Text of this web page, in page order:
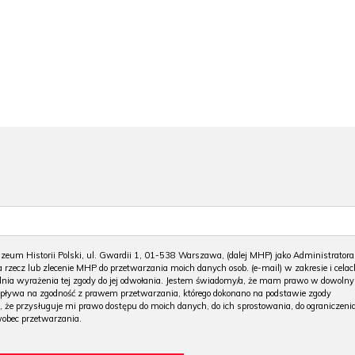
Historii Polski, ul. Gwardii 1, 01-538 Warszawa, (dalej MHP) jako Administratora
lub zlecenie MHP do przetwarzania moich danych osob. (e-mail) w zakresie i
wyrażenia tej zgody do jej odwołania. Jestem świadomy/a, że mam prawo w
na zgodność z prawem przetwarzania, którego dokonano na podstawie zgody
przysługuje mi prawo dostępu do moich danych, do ich sprostowania, do
przetwarzania.